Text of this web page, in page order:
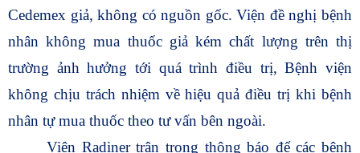
Cedemex giả, không có nguồn gốc. Viện đề nghị bệnh
nhân không mua thuốc giả kém chất lượng trên thị
trường ảnh hưởng tới quá trình điều trị, Bệnh viện
không chịu trách nhiệm về hiệu quả điều trị khi bệnh
nhân tự mua thuốc theo tư vấn bên ngoài.
Viện Radiner trân trọng thông báo để các bệnh